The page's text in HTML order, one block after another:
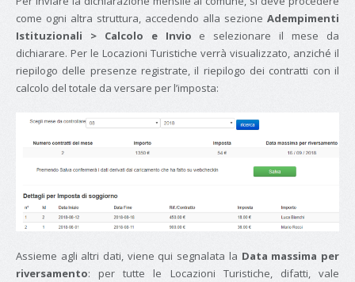
come ogni altra struttura, accedendo alla sezione Adempimenti
Istituzionali > Calcolo e Invio e selezionare il mese da
dichiarare. Per le Locazioni Turistiche verrà visualizzato, anziché il
riepilogo delle presenze registrate, il riepilogo dei contratti con il
calcolo del totale da versare per l’imposta:
Assieme agli altri dati, viene qui segnalata la Data massima per
riversamento: per tutte le Locazioni Turistiche, difatti, vale